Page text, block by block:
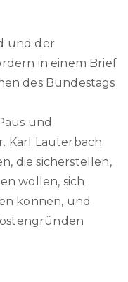
und der
in einem Brief
des Bundestags
und
Karl Lauterbach
die sicherstellen,
wollen, sich
können, und